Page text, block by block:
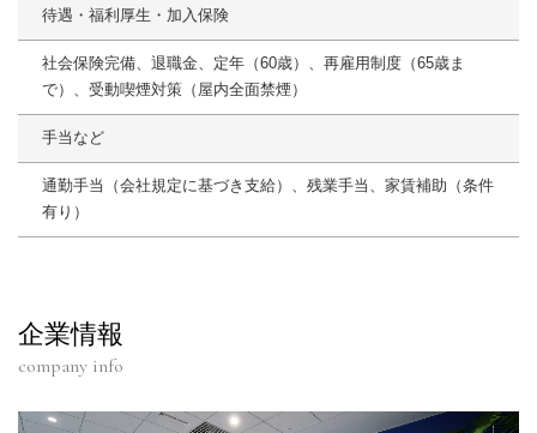
待遇・福利厚生・加入保険
社会保険完備、退職金、定年（60歳）、再雇用制度（65歳ま
で）、受動喫煙対策（屋内全面禁煙）
手当など
通勤手当（会社規定に基づき支給）、残業手当、家賃補助（条件
有り）
企業情報
company info